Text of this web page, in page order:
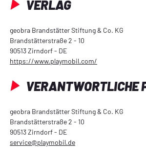
VERLAG
geobra Brandstätter Stiftung & Co. KG
Brandstätterstraße 2 - 10
90513 Zirndorf - DE
https://www.playmobil.com/
VERANTWORTLICHE
geobra Brandstätter Stiftung & Co. KG
Brandstätterstraße 2 - 10
90513 Zirndorf - DE
service@playmobil.de